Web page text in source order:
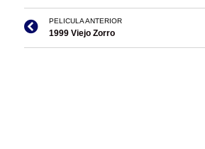
PELICULA ANTERIOR
1999 Viejo Zorro